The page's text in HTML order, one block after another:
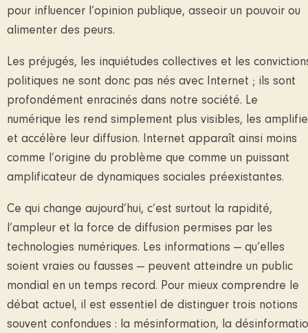
pour influencer l’opinion publique, asseoir un pouvoir ou
alimenter des peurs.
Les préjugés, les inquiétudes collectives et les
politiques ne sont donc pas nés avec Internet ; ils sont
profondément enracinés dans notre société. Le
numérique les rend simplement plus visibles, les amplifie
et accélère leur diffusion. Internet apparaît ainsi moins
comme l’origine du problème que comme un puissant
amplificateur de dynamiques sociales préexistantes.
Ce qui change aujourd’hui, c’est surtout la rapidité,
l’ampleur et la force de diffusion permises par les
technologies numériques. Les informations — qu’elles
soient vraies ou fausses — peuvent atteindre un public
mondial en un temps record. Pour mieux comprendre le
débat actuel, il est essentiel de distinguer trois notions
souvent confondues : la mésinformation, la